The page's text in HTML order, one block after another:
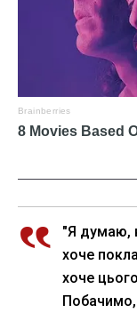
"Я думаю,
хоче
хоче